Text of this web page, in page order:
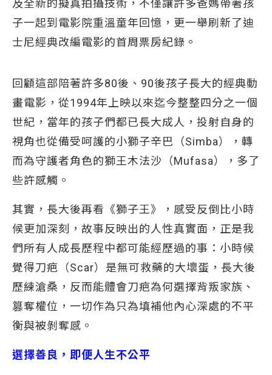
及全新的擬真拍攝技術，不僅讓許多爸媽帶著孩
子一起到電影院重溫童年回憶，更一舉刷新了迪
士尼經典改編電影的首周票房紀錄。
回顧這部陪著許多80後、90後孩子長大的經典動
畫電影，從1994年上映以來迄今整整四分之一個
世紀，當年的孩子們都已長大成人，投射自身的
視角也從備受呵護的小獅子辛巴（Simba），轉
而為守護者角色的獅王木法沙（Mufasa），多了
些許感觸。
其實，長大後再看《獅子王》，感受反倒比小時
候更加深刻，故事反映出的人性真實面，正是我
們所有人成長歷程中都可能經歷過的事：小時候
覺得刀疤（Scar）是無可救藥的大壞蛋，長大後
歷練滄桑，反而能體會刀疤為何選擇背叛家族、
篡奪權位，一切作為只為填補他內心深處的不平
衡與被剝奪感。
選擇善良，即便人生不公平